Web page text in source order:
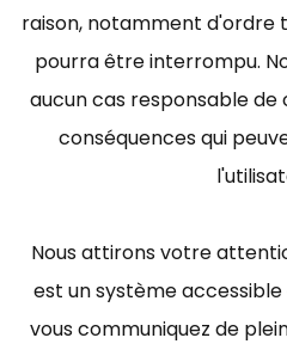
raison, notamment d'ordre
pourra être interrompu.
aucun cas responsable
conséquences qui
Nous attirons votre
est un système accessible
vous communiquez de